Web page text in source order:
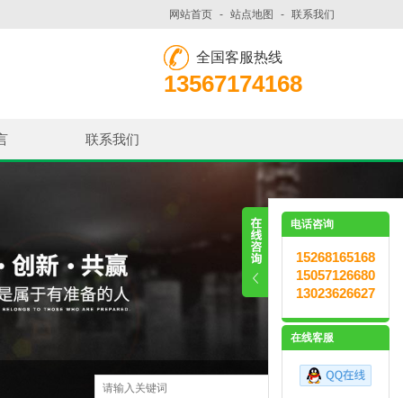
网站首页 - 站点地图 - 联系我们
全国客服热线
13567174168
联系我们
电话咨询
15268165168
15057126680
13023626627
在线客服